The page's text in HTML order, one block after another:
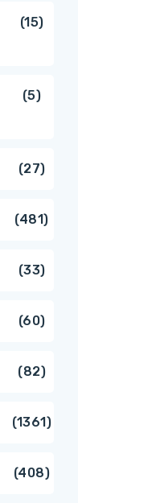
producten
1515
55
2727
producten
481481
3333
producten
6060
producten
8282
producten
13611361
producten
408408